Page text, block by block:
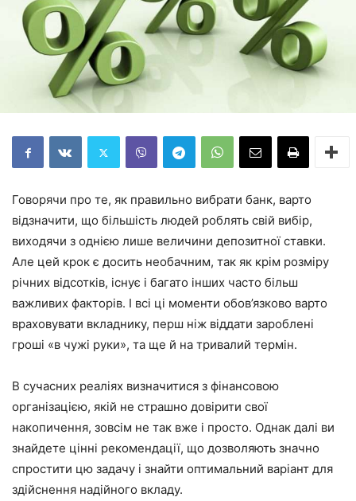
Говорячи про те, як правильно вибрати банк, варто
відзначити, що більшість людей роблять свій вибір,
виходячи з однією лише величини депозитної ставки.
Але цей крок є досить необачним, так як крім розміру
річних відсотків, існує і багато інших часто більш
важливих факторів. І всі ці моменти обов’язково варто
враховувати вкладнику, перш ніж віддати зароблені
гроші «в чужі руки», та ще й на тривалий термін.
В сучасних реаліях визначитися з фінансовою
організацією, якій не страшно довірити свої
накопичення, зовсім не так вже і просто. Однак далі ви
знайдете цінні рекомендації, що дозволяють значно
спростити цю задачу і знайти оптимальний варіант для
здійснення надійного вкладу.